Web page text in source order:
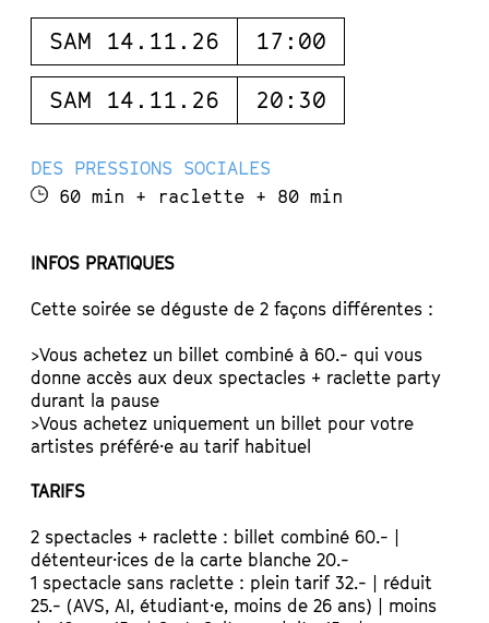
SAM 14.11.26 17:00
SAM 14.11.26 20:30
DES PRESSIONS SOCIALES
60 min + raclette + 80 min
INFOS PRATIQUES
Cette soirée se déguste de 2 façons différentes :
>Vous achetez un billet combiné à 60.- qui vous
donne accès aux deux spectacles + raclette party
durant la pause
>Vous achetez uniquement un billet pour votre
artistes préféré·e au tarif habituel
TARIFS
2 spectacles + raclette : billet combiné 60.- |
détenteur·ices de la carte blanche 20.-
1 spectacle sans raclette : plein tarif 32.- | réduit
25.- (AVS, AI, étudiant·e, moins de 26 ans) | moins